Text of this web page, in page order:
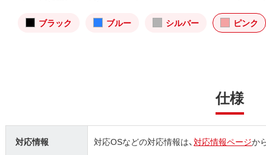
ブラック ブルー シルバー ピンク
仕様
対応情報 対応OSなどの対応情報は、対応情報ページか